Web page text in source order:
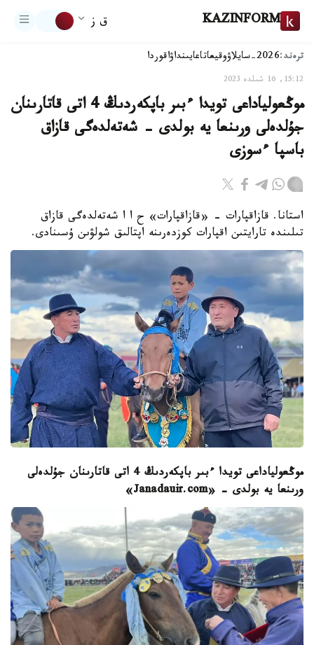
KAZINFORM ق ز
ترەند:2026-سايلاۋ وقيعاتاعايىنداۋاقوردا
15:12, 16 شىلدە 2023
موڭعولياداعى تويدا ءبىر باپكەردىڭ 4 اتى قاتارىنان
جۇلدەلى ورىنعا يە بولدى - شەتەلدەگى قازاق
باسپا ءسوزى
استانا. قازاقپارات - «قازاقپارات» ح ا ا شەتەلدەگى قازاق
تىلىندە تارايتىن اقپارات كوزدەرىنە اپتالىق شولۋىن ۇسىنادى.
موڭعولياداعى تويدا ءبىر باپكەردىڭ 4 اتى قاتارىنان جۇلدەلى
ورىنعا يە بولدى - «Janadauir.com»